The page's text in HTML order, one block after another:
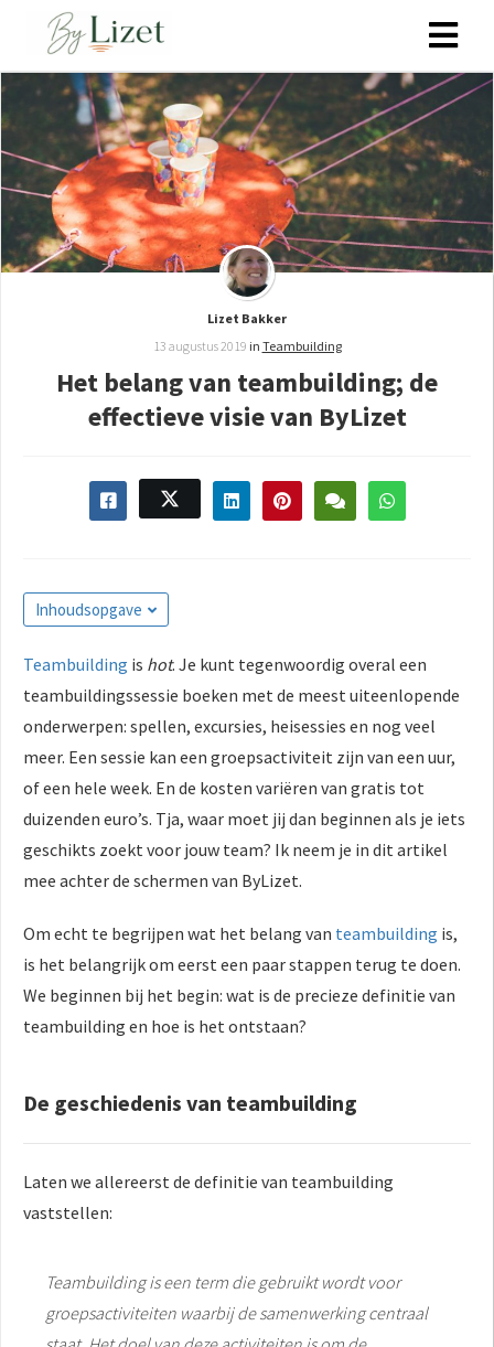
Lizet Bakker
13 augustus 2019 in Teambuilding
Het belang van teambuilding; de
effectieve visie van ByLizet
Inhoudsopgave
Teambuilding is hot. Je kunt tegenwoordig overal een
teambuildingssessie boeken met de meest uiteenlopende
onderwerpen: spellen, excursies, heisessies en nog veel
meer. Een sessie kan een groepsactiviteit zijn van een uur,
of een hele week. En de kosten variëren van gratis tot
duizenden euro’s. Tja, waar moet jij dan beginnen als je iets
geschikts zoekt voor jouw team? Ik neem je in dit artikel
mee achter de schermen van ByLizet.
Om echt te begrijpen wat het belang van teambuilding is,
is het belangrijk om eerst een paar stappen terug te doen.
We beginnen bij het begin: wat is de precieze definitie van
teambuilding en hoe is het ontstaan?
De geschiedenis van teambuilding
Laten we allereerst de definitie van teambuilding
vaststellen:
Teambuilding is een term die gebruikt wordt voor
groepsactiviteiten waarbij de samenwerking centraal
worden
om
over
van
op
gebruikt
de
Hierdoor
van